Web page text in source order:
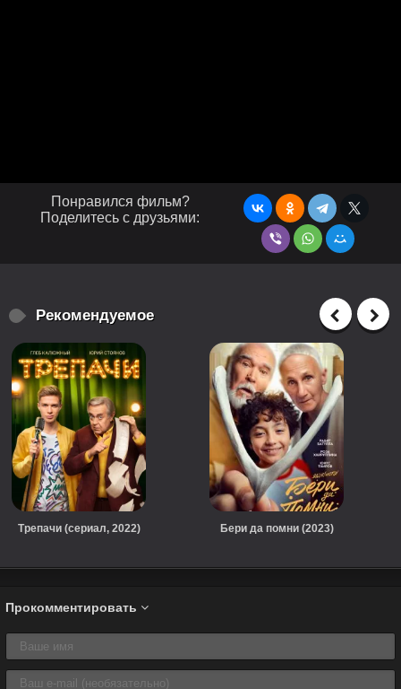
Понравился фильм?
Поделитесь с друзьями:
Рекомендуемое
Трепачи (сериал, 2022) Бери да помни (2023)
Прокомментировать